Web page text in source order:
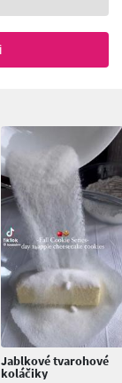
Jablkové tvarohové
koláčiky